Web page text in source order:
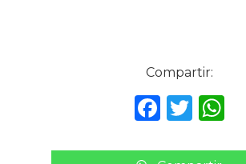
Compartir:
F T W